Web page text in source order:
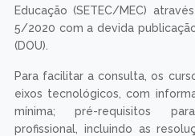
Educação (SETEC/MEC)
5/2020 com a devida
(DOU).
Para facilitar a consulta, os
eixos tecnológicos, com
mínima; pré-requisitos
profissional, incluindo as